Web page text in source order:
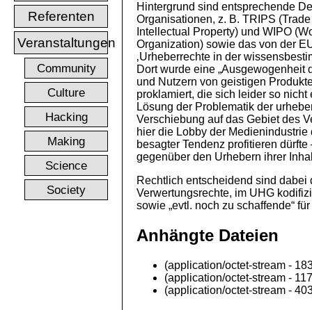
Referenten
Veranstaltungen
Community
Culture
Hacking
Making
Science
Society
Hintergrund sind entsprechende
Organisationen, z. B. TRIPS
Intellectual Property) und WIPO
Organization) sowie das von der
‚Urheberrechte in der
Dort wurde eine „Ausgewogenheit
und Nutzern von geistigen
proklamiert, die sich leider so
Lösung der Problematik der
Verschiebung auf das Gebiet des
hier die Lobby der
besagter Tendenz profitieren
gegenüber den Urhebern ihrer
Rechtlich entscheidend sind
Verwertungsrechte, im UHG
sowie „evtl. noch zu schaffende“
Anhängte Dateien
(application/octet-stream -
(application/octet-stream -
(application/octet-stream -